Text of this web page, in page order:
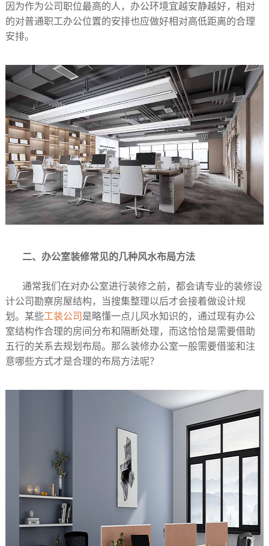
因为作为公司职位最高的人，办公环境宜越安静越好，相对
的对普通职工办公位置的安排也应做好相对高低距离的合理
安排。
二、办公室装修常见的几种风水布局方法
通常我们在对办公室进行装修之前，都会请专业的装修设
计公司勘察房屋结构，当搜集整理以后才会接着做设计规
划。某些工装公司 是略懂一点儿风水知识的，通过现有办公
室结构作合理的房间分布和隔断处理，而这恰恰是需要借助
五行的关系去规划布局。那么装修办公室一般需要借鉴和注
意哪些方式才是合理的布局方法呢？